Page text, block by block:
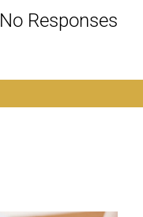
No Responses